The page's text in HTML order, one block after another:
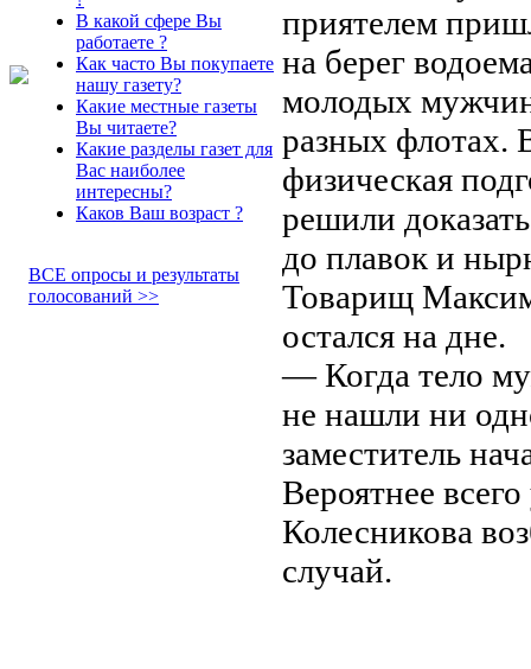
В какой сфере Вы
работаете ?
Как часто Вы покупаете
нашу газету?
Какие местные газеты
Вы читаете?
Какие разделы газет для
Вас наиболее
интересны?
Каков Ваш возраст ?
ВСЕ опросы и результаты
голосований >>
приятелем
на берег
молодых
разных флотах.
физическая
решили
до плавок и
Товарищ
остался на дне.
— Когда тело
не нашли ни
заместитель
Вероятнее
Колесникова
случай.